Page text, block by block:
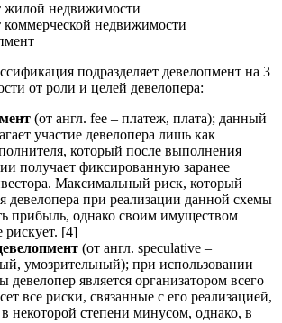
жилой недвижимости
коммерческой недвижимости
подразделяет девелопмент на 3
от роли и целей девелопера:
(от англ. fee – платеж, плата); данный
участие девелопера лишь как
который после выполнения
получает фиксированную заранее
Максимальный риск, который
девелопера при реализации данной схемы
прибыль, однако своим имуществом
рискует. [4]
(от англ. speculative –
умозрительный); при использовании
девелопер является организатором всего
все риски, связанные с его реализацией,
в некоторой степени минусом, однако, в